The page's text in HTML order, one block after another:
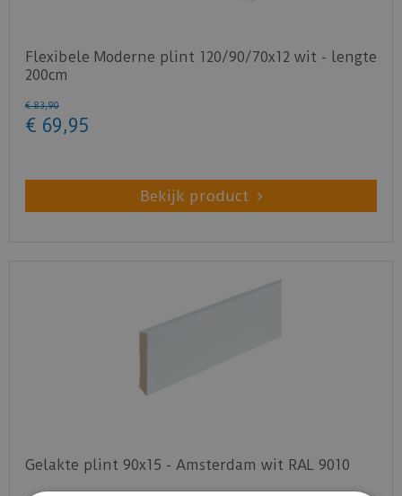
Flexibele Moderne plint 120/90/70x12 wit - lengte
200cm
€ 83,90
€ 69,95
Bekijk product
Gelakte plint 90x15 - Amsterdam wit RAL 9010